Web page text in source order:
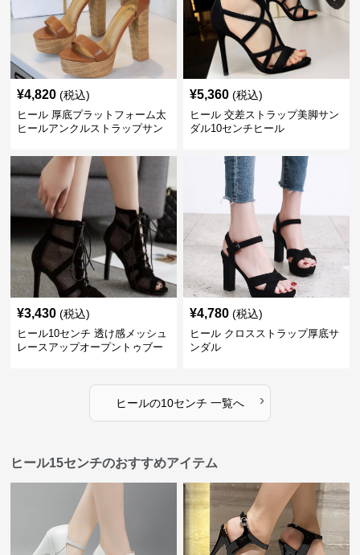
¥4,820 (税込)
ヒール 厚底プラットフォーム太
ヒールアンクルストラップサン
¥5,360 (税込)
ヒール 交差ストラップ美脚サン
ダル10センチヒール
¥3,430 (税込)
ヒール10センチ 透け感メッシュ
レースアップオープントゥブー
¥4,780 (税込)
ヒール クロスストラップ厚底サ
ンダル
ヒールの10センチ 一覧へ ›
ヒール15センチのおすすめアイテム